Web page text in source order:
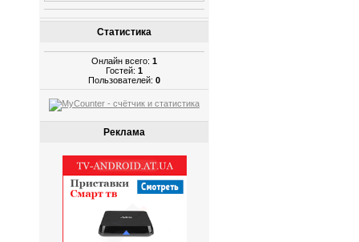
Статистика
Онлайн всего: 1
Гостей: 1
Пользователей: 0
Реклама